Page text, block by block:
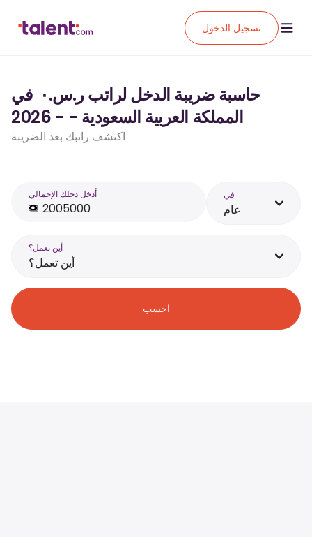
تسجيل الدخول
حاسبة ضريبة الدخل لراتب ر.س.‏٠ ‏ في
المملكة العربية السعودية - - 2026
اكتشف راتبك بعد الضريبة
أَدخل دخلك الإجمالي في
عام
أين تعمل؟
أين تعمل؟
احسب